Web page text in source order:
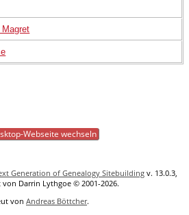
Magret
Webseite wechseln
Generation of Genealogy Sitebuilding v. 13.0.3,
Darrin Lythgoe © 2001-2026.
von Andreas Böttcher.